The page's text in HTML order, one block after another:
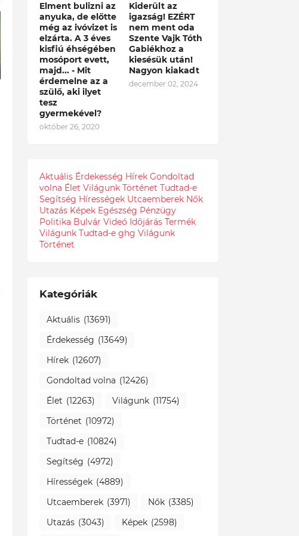
Elment bulizni az
anyuka, de előtte
még az ivóvizet is
elzárta. A 3 éves
kisfiú éhségében
mosóport evett,
majd... - Mit
érdemelne az a
szülő, aki ilyet
tesz
gyermekével?
október 26, 2020
Kiderült az
igazság! EZÉRT
nem ment oda
Szente Vajk Tóth
Gabiékhoz a
kiesésük után!
Nagyon kiakadt
december 02, 2024
Aktuális Érdekesség Hírek Gondoltad
volna Élet Világunk Történet Tudtad-e
Segítség Hírességek Utcaemberek Nők
Utazás Képek Egészség Pénzügy
Politika Bulvár Videó Időjárás Termék
Világunk Tudtad-e ghg Világunk
Történet
Kategóriák
Aktuális (13691)
Érdekesség (13649)
Hírek (12607)
Gondoltad volna (12426)
Élet (12263) Világunk (11754)
Történet (10972)
Tudtad-e (10824)
Segítség (4972)
Hírességek (4889)
Utcaemberek (3971) Nők (3385)
Utazás (3043) Képek (2598)